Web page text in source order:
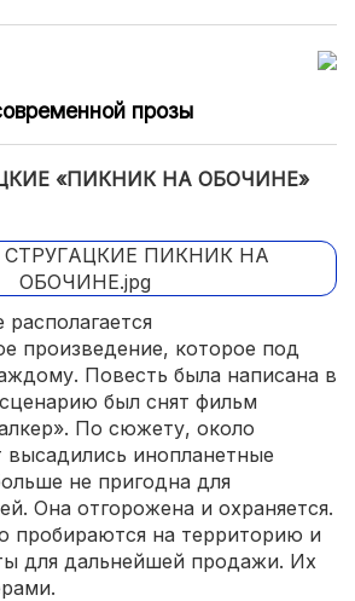
прозы
«ПИКНИК НА ОБОЧИНЕ»
произведение, которое под
Повесть была написана в
был снят фильм
По сюжету, около
высадились инопланетные
не пригодна для
Она отгорожена и охраняется.
пробираются на территорию и
для дальнейшей продажи. Их